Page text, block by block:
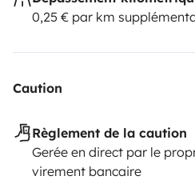
0,25 € par km
Caution
Règlement de la caution
Gerée en direct par le
virement bancaire